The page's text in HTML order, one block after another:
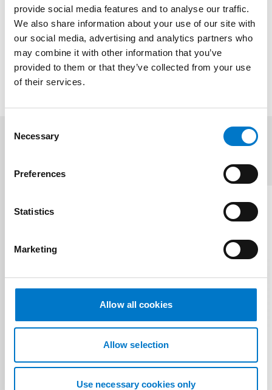
provide social media features and to analyse our traffic.
We also share information about your use of our site with
our social media, advertising and analytics partners who
may combine it with other information that you’ve
provided to them or that they’ve collected from your use
of their services.
Necessary
Preferences
Statistics
Marketing
Allow all cookies
Allow selection
Use necessary cookies only
Technische Daten
Gerichtete Warnleuchten